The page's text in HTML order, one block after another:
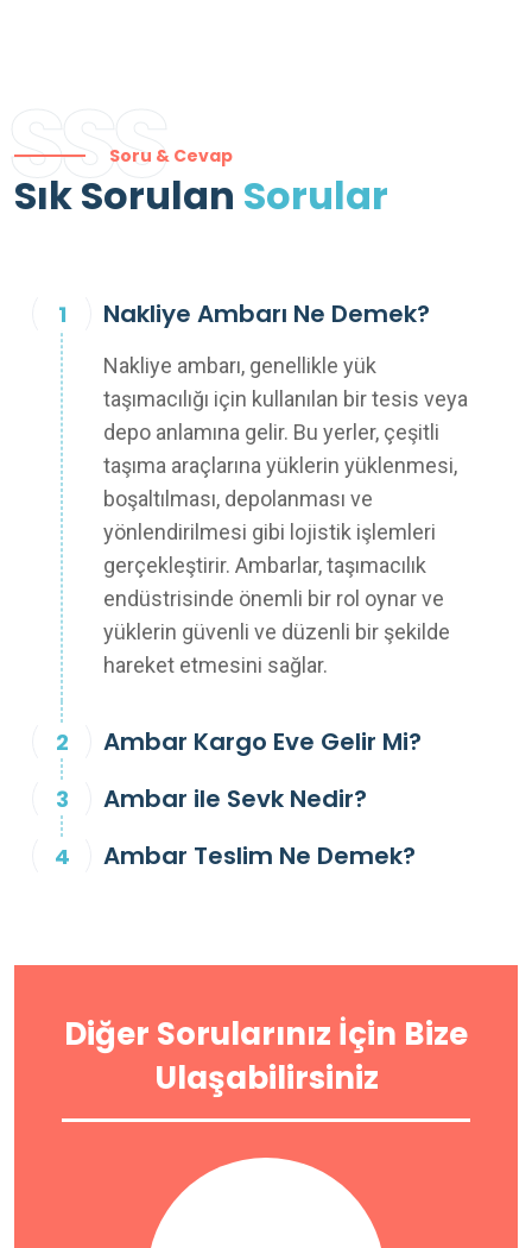
SSSSoru & Cevap
Sık Sorulan Sorular
Nakliye Ambarı Ne Demek?
Nakliye ambarı, genellikle yük
taşımacılığı için kullanılan bir tesis veya
depo anlamına gelir. Bu yerler, çeşitli
taşıma araçlarına yüklerin yüklenmesi,
boşaltılması, depolanması ve
yönlendirilmesi gibi lojistik işlemleri
gerçekleştirir. Ambarlar, taşımacılık
endüstrisinde önemli bir rol oynar ve
yüklerin güvenli ve düzenli bir şekilde
hareket etmesini sağlar.
Ambar Kargo Eve Gelir Mi?
Ambar ile Sevk Nedir?
Ambar Teslim Ne Demek?
Diğer Sorularınız İçin Bize
Ulaşabilirsiniz